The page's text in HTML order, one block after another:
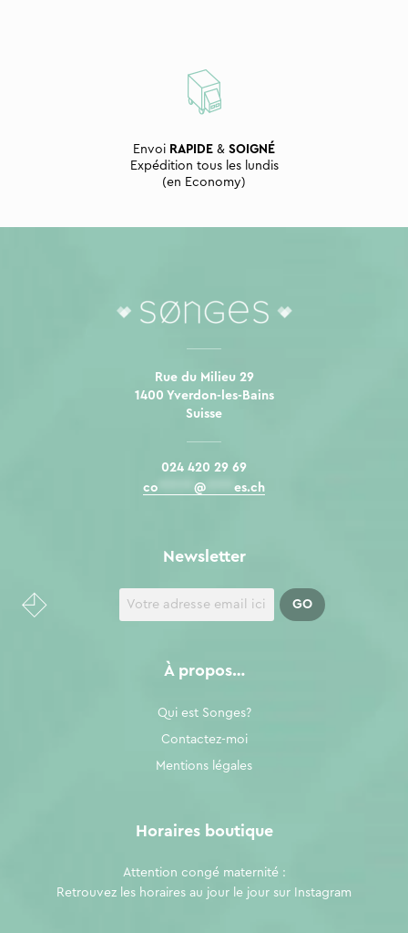
Envoi RAPIDE & SOIGNÉ
Expédition tous les lundis
(en Economy)
Rue du Milieu 29
1400 Yverdon-les-Bains
Suisse
024 420 29 69
co
@ es.ch
À propos…
Qui est Songes?
Contactez-moi
Mentions légales
Newsletter
Horaires boutique
Attention congé maternité :
Retrouvez les horaires au jour le jour sur
Instagram